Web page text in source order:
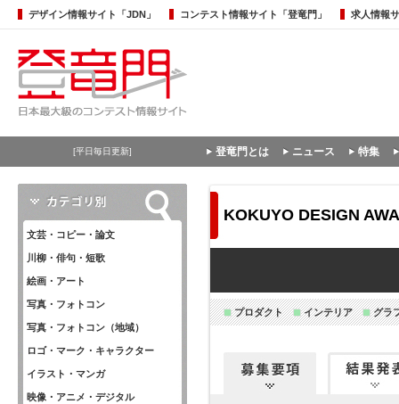
デザイン情報サイト「JDN」 コンテスト情報サイト「登竜門」 求人情報
[平日毎日更新] 登竜門とは ニュース 特集
文芸・コピー・論文
川柳・俳句・短歌
絵画・アート
写真・フォトコン
写真・フォトコン（地域）
ロゴ・マーク・キャラクター
イラスト・マンガ
映像・アニメ・デジタル
KOKUYO DESIGN
プロダクト インテリア グラ